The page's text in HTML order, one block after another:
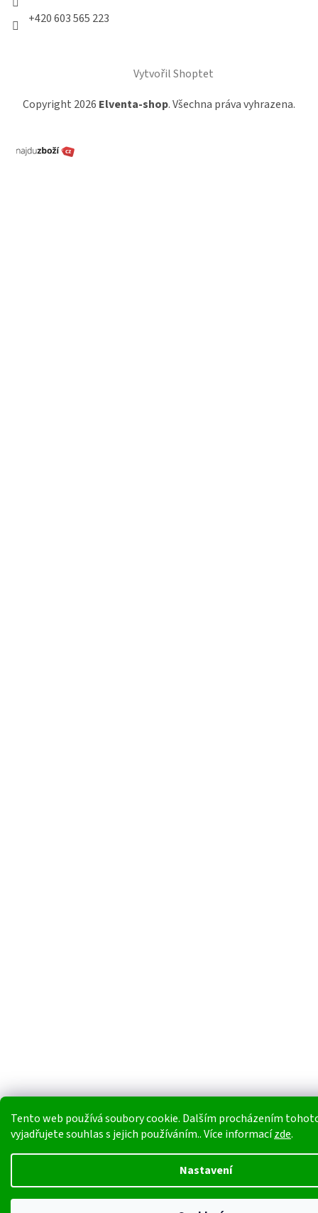
Tento web používá soubory cookie. Dalším procházením
vyjadřujete souhlas s jejich používáním.. Více informacízde.
Nastavení
+420 603 565 223
Vytvořil Shoptet
Copyright 2026 Elventa-shop. Všechna práva vyhrazena.